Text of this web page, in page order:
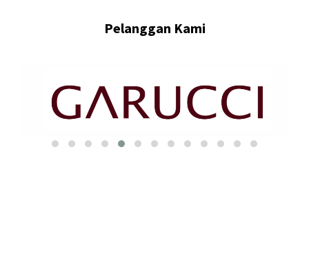
Pelanggan Kami